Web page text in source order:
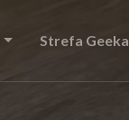
Strefa Geeka